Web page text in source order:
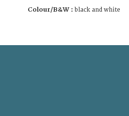
Colour/B&W : black and white